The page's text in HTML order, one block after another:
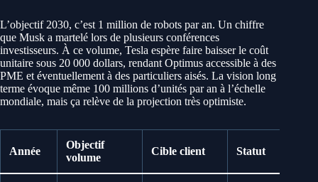
L’objectif 2030, c’est 1 million de robots par an. Un chiffre
que Musk a martelé lors de plusieurs conférences
investisseurs. À ce volume, Tesla espère faire baisser le coût
unitaire sous 20 000 dollars, rendant Optimus accessible à des
PME et éventuellement à des particuliers aisés. La vision long
terme évoque même 100 millions d’unités par an à l’échelle
mondiale, mais ça relève de la projection très optimiste.
Année
Objectif
volume
Cible client Statut